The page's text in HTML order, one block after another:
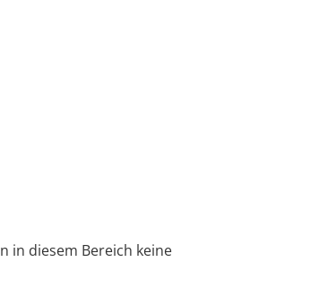
in diesem Bereich keine